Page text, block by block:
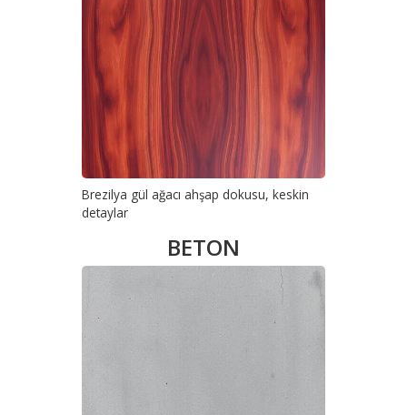
Brezilya gül ağacı ahşap dokusu, keskin
detaylar
BETON